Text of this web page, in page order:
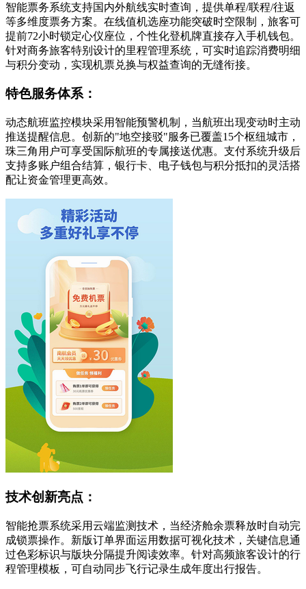
智能票务系统支持国内外航线实时查询，提供单程/联程/往返
等多维度票务方案。在线值机选座功能突破时空限制，旅客可
提前72小时锁定心仪座位，个性化登机牌直接存入手机钱包。
针对商务旅客特别设计的里程管理系统，可实时追踪消费明细
与积分变动，实现机票兑换与权益查询的无缝衔接。
特色服务体系：
动态航班监控模块采用智能预警机制，当航班出现变动时主动
推送提醒信息。创新的"地空接驳"服务已覆盖15个枢纽城市，
珠三角用户可享受国际航班的专属接送优惠。支付系统升级后
支持多账户组合结算，银行卡、电子钱包与积分抵扣的灵活搭
配让资金管理更高效。
技术创新亮点：
智能抢票系统采用云端监测技术，当经济舱余票释放时自动完
成锁票操作。新版订单界面运用数据可视化技术，关键信息通
过色彩标识与版块分隔提升阅读效率。针对高频旅客设计的行
程管理模板，可自动同步飞行记录生成年度出行报告。